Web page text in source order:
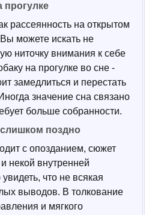
прогулке
рассеянность на открытом
можете искать не
ниточку внимания к себе
на прогулке во сне -
замедлиться и перестать
значение сна связано
больше собранности.
поздно
с опозданием, сюжет
некой внутренней
что не всякая
выводов. В толкование
и мягкого